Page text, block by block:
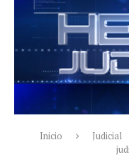
Inicio Judicial